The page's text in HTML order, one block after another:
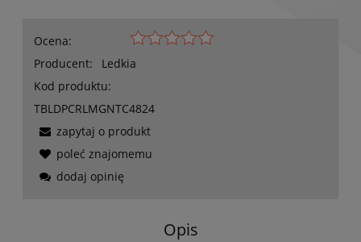
Ocena:
Producent:
Ledkia
Kod produktu:
TBLDPCRLMGNTC4824
zapytaj o produkt
poleć znajomemu
dodaj opinię
Opis